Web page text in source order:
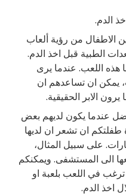
الدم.
الاطفال من رؤية ألعاب
الطبية قبل اخذ الدم.
هذه اللعب. عندما يرى
يمكن ان تساعدهم ان
يرون الابر الحقيقية.
عندما يكون لديهم بعض
ان تشعر ان لديها
على سبيل المثال،
الى المستشفى. ويمكنكم
ترغب في اللعب بلعبة او
اخذ الدم.